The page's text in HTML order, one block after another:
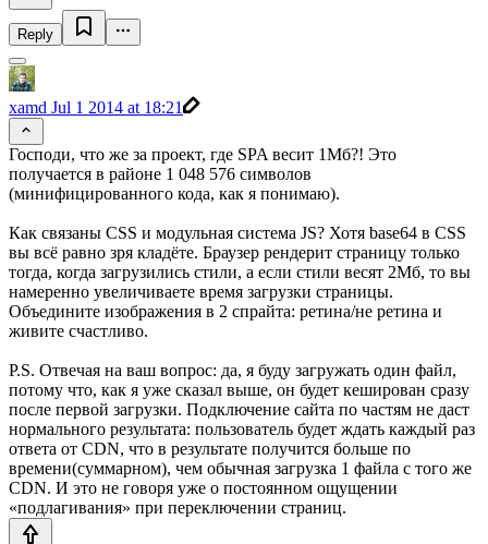
Reply
xamd Jul 1 2014 at 18:21
Господи, что же за проект, где SPA весит 1Мб?! Это
получается в районе 1 048 576 символов
(минифицированного кода, как я понимаю).
Как связаны CSS и модульная система JS? Хотя base64 в CSS
вы всё равно зря кладёте. Браузер рендерит страницу только
тогда, когда загрузились стили, а если стили весят 2Мб, то вы
намеренно увеличиваете время загрузки страницы.
Объедините изображения в 2 спрайта: ретина/не ретина и
живите счастливо.
P.S. Отвечая на ваш вопрос: да, я буду загружать один файл,
потому что, как я уже сказал выше, он будет кеширован сразу
после первой загрузки. Подключение сайта по частям не даст
нормального результата: пользователь будет ждать каждый раз
ответа от CDN, что в результате получится больше по
времени(суммарном), чем обычная загрузка 1 файла с того же
CDN. И это не говоря уже о постоянном ощущении
«подлагивания» при переключении страниц.